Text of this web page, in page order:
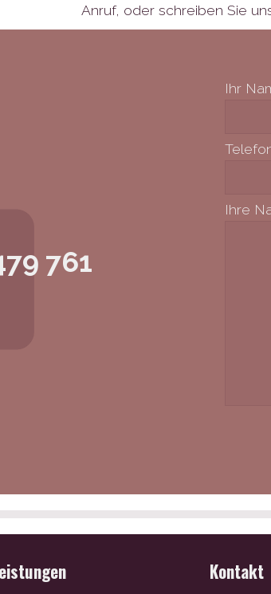
Anruf, oder schreiben Sie
761
Ihr
Ihre
Kontakt